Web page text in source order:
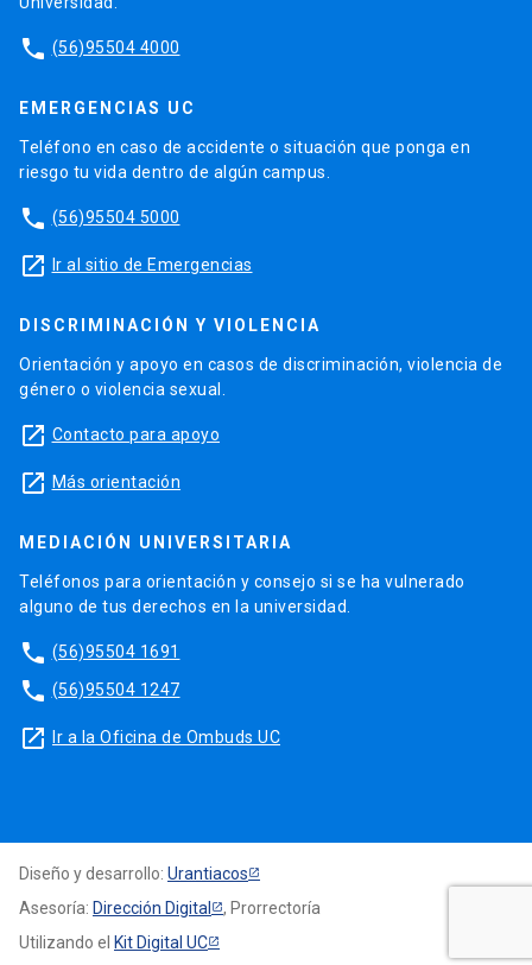
phone (56)95504 4000
EMERGENCIAS UC
Teléfono en caso de accidente o situación que ponga en
riesgo tu vida dentro de algún campus.
phone (56)95504 5000
launch Ir al sitio de Emergencias
DISCRIMINACIÓN Y VIOLENCIA
Orientación y apoyo en casos de discriminación, violencia de
género o violencia sexual.
launch Contacto para apoyo
launch Más orientación
MEDIACIÓN UNIVERSITARIA
Teléfonos para orientación y consejo si se ha vulnerado
alguno de tus derechos en la universidad.
phone (56)95504 1691
phone (56)95504 1247
launch Ir a la Oficina de Ombuds UC
Diseño y desarrollo: Urantiacos
Asesoría: Dirección Digital
, Prorrectoría
Utilizando el Kit Digital UC